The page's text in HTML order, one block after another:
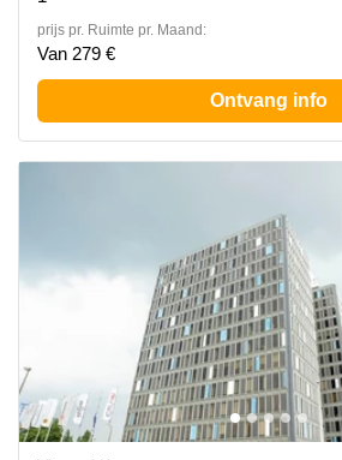
prijs pr. Ruimte pr. Maand:
Van 279 €
Ontvang info